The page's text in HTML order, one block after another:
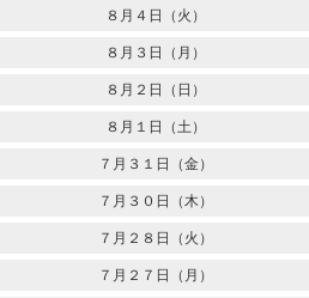
８月４日（火）
８月３日（月）
８月２日（日）
８月１日（土）
７月３１日（金）
７月３０日（木）
７月２８日（火）
７月２７日（月）